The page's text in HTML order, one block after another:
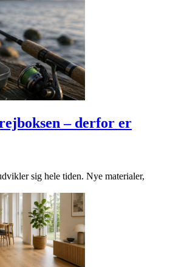
– derfor er
sig hele tiden. Nye materialer,